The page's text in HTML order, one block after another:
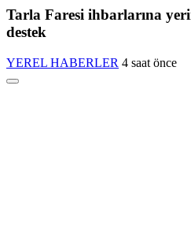
Tarla Faresi ihbarlarına
destek
YEREL HABERLER 4 saat önce